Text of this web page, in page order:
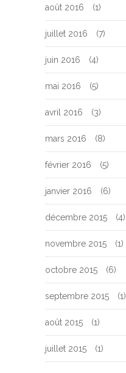
août 2016 (1)
juillet 2016 (7)
juin 2016 (4)
mai 2016 (5)
avril 2016 (3)
mars 2016 (8)
février 2016 (5)
janvier 2016 (6)
décembre 2015 (4)
novembre 2015 (1)
octobre 2015 (6)
septembre 2015 (1)
août 2015 (1)
juillet 2015 (1)